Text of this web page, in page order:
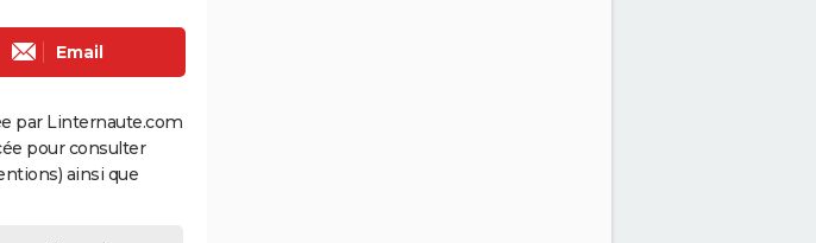
Email
par Linternaute.com
pour consulter
ainsi que